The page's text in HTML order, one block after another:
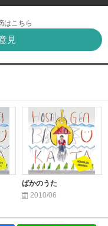
はこちら
見
ばかのうた
2010/06